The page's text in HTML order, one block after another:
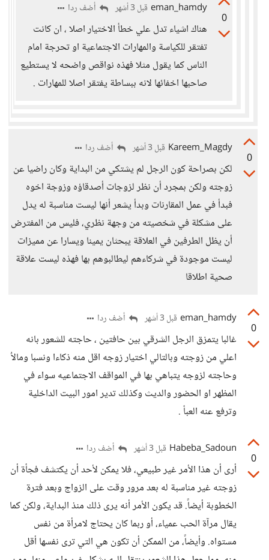
0
eman_hamdy قبل 3 أشهر أضف ردا
هناك اشياء تدل علي خطأ الاختيار اصلا ، ان كانت
تفتقر للكياسة والمهارات الاجتماعية او تحرجة امام
الناس كما يقول مثلا فهذه نواقص واضحه لا يستطيع
صاحبها اخفائها لانه ببساطة يفتقر اصلا للمهارات .
0
Kareem_Magdy قبل 3 أشهر أضف ردا
لكن بصراحة كون الرجل لم يشتكي من البداية وكان راضيا عن
زوجته ولكن بمجرد أن نظر لزوجات أصدقاؤه وزوجة اخوه
فبدأ في عمل المقارنات وبدأ يشعر أنها ليست مناسبة له يدل
على مشكلة في شخصيته من وجهة نظري، فليس من المفترض
أن يظل الطرفين في العلاقة يبحثان يمينا ويسارا عن مميزات
ليست موجودة في شركاءهم ليطالبوهم بها فهذه ليست علاقة
صحية اطلاقا
0
eman_hamdy قبل 3 أشهر أضف ردا
غالبا يتمزق الرجل الشرقي بين حافتين ، حاجته للشعور بانه
اعلي من زوجته وبالتالي اختيار زوجه اقل منه ذكاءا ونسبا ومالاُ
وحاجته لزوجه يتباهي بها في المواقف الاجتماعيه سواء في
المظهر او الحضور والديث وكذلك تدير امور البيت الداخلية
وترفع عنه العبأ .
0
Habeba_Sadoun قبل 3 أشهر أضف ردا
أرى أن هذا الأمر غير طبيعي، فلا يمكن لأحد أن يكتشف فجأة أن
زوجته غير مناسبة له بعد مرور وقت على الزواج وبعد فترة
الخطوبة أيضاً. قد يكون الأمر أنه يرى ذلك منذ البداية، ولكن كما
يقال مرآة الحب عمياء، أو ربما كان يحتاج لامرأة من نفس
مستواه. وأيضاً، من الممكن أن تكون هي التي ترى نفسها أقل